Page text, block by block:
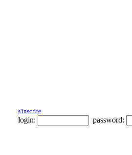
s'inscrire
login:
password: